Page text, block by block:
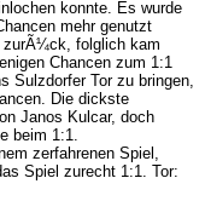
konnte. Es wurde
mehr genutzt
zurÃ¼ck, folglich kam
Chancen zum 1:1
Sulzdorfer Tor zu bringen,
Die dickste
Janos Kulcar, doch
beim 1:1.
zerfahrenen Spiel,
Spiel zurecht 1:1. Tor: